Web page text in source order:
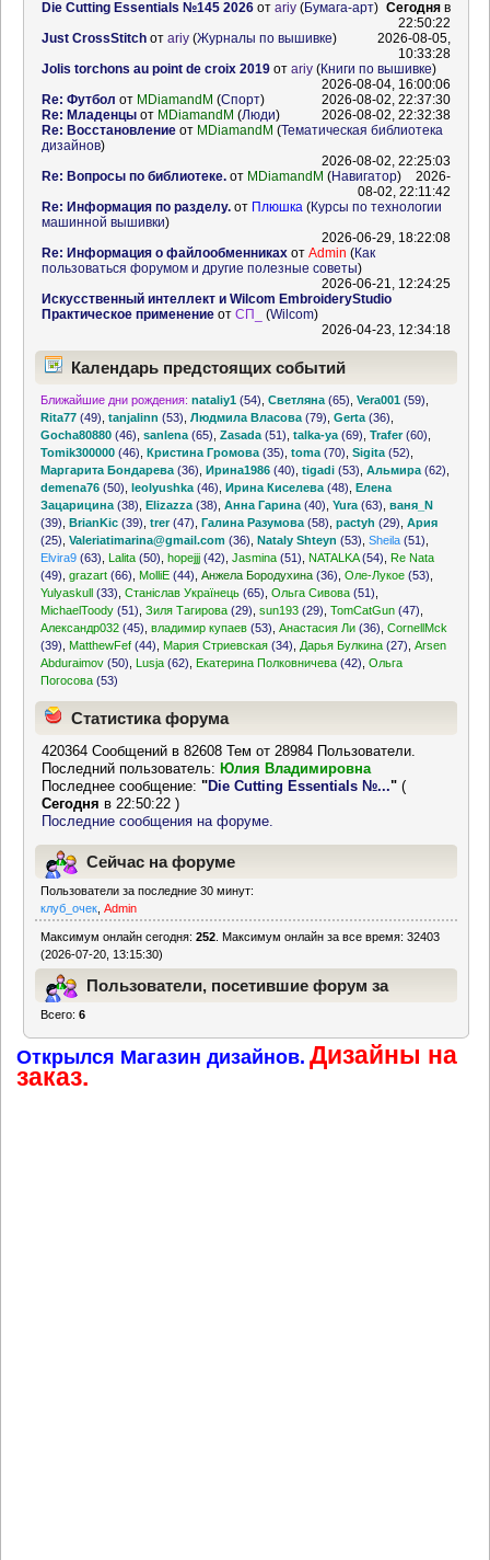
Die Cutting Essentials №145 2026от ariy(Бумага-арт) Сегодня в
22:50:22
Just CrossStitchот ariy(Журналы по вышивке)
2026-08-05,
10:33:28
Jolis torchons au point de croix 2019от ariy(Книги по вышивке)
2026-08-04, 16:00:06
Re: Футбол от MDiamandM (Спорт)
2026-08-02, 22:37:30
Re: Младенцыот MDiamandM (Люди)
2026-08-02, 22:32:38
Re: Восстановлениеот MDiamandM (Тематическая библиотека
дизайнов)
2026-08-02, 22:25:03
Re: Вопросы по библиотеке.от MDiamandM (Навигатор)
2026-
08-02, 22:11:42
Re: Информация по разделу.от Плюшка (Курсы по технологии
машинной вышивки)
2026-06-29, 18:22:08
Re: Информация о файлообменникахот Admin (Как
пользоваться форумом и другие полезные советы)
2026-06-21, 12:24:25
Искусственный интеллект и Wilcom EmbroideryStudio
Практическое применениеот СП_ (Wilcom)
2026-04-23, 12:34:18
Календарь предстоящих событий
Ближайшие дни рождения: nataliy1 (54) ,Светляна (65) ,Vera001 (59)
Rita77 (49) ,tanjalinn (53) ,Людмила Власова (79) ,Gerta (36)
Gocha80880 (46) ,sanlena (65) ,Zasada (51) ,talka-ya (69) ,Trafer(60)
Tomik300000 (46) ,Кристина Громова (35) ,toma (70) ,Sigita (52)
Маргарита Бондарева (36) ,Ирина1986 (40) ,tigadi (53) ,Альмира (62)
demena76 (50) ,leolyushka (46) ,Ирина Киселева (48) ,Елена
Зацарицина (38) ,Elizazza (38) ,Анна Гарина (40) ,Yura (63) ,ваня_N
(39) ,BrianKic (39) ,trer(47) ,Галина Разумова (58) ,pactyh (29) ,Ария
(25) ,Valeriatimarina@gmail.com (36) ,Nataly Shteyn (53) ,Sheila (51)
Elvira9 (63) Lalita (50) ,hopejjj (42) ,Jasmina (51) NATALKA(54)
Re Nata
(49) ,grazart (66) MolliE (44) ,Анжела Бородухина (36) ,Оле-Лукое (53)
Yulyaskull (33) ,Станіслав Українець (65) ,Ольга Сивова (51)
MichaelToody (51) ,Зиля Тагирова (29) ,sun193 (29) ,TomCatGun (47)
Александр032 (45) ,владимир купаев (53) ,Анастасия Ли (36) ,CornellMck
(39)
MatthewFef (44) Мария Стриевская (34) Дарья Булкина (27) ,Arsen
Abduraimov (50) Lusja (62) Екатерина Полковничева (42) ,Ольга
Погосова (53)
Статистика форума
420364 Сообщений в 82608 Тем от 28984 Пользователи.
Последний пользователь: Юлия Владимировна
Последнее сообщение:"Die Cutting Essentials №..." (
Сегодня в 22:50:22 )
Последние сообщения на форуме.
Сейчас на форуме
Пользователи за последние 30 минут:
клуб_очек ,Admin
Максимум онлайн сегодня:252 . Максимум онлайн за все время: 32403
(2026-07-20, 13:15:30)
Пользователи, посетившие форум за
Всего:6
Открылся Магазин дизайнов. Дизайны на
заказ.